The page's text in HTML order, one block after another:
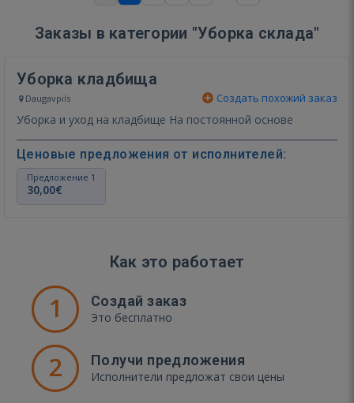
Заказы в категории "Уборка склада"
Уборка кладбища
Daugavpils Создать похожий заказ
Уборка и уход на кладбище На постоянной основе
Ценовые предложения от исполнителей:
Предложение 1
30,00€
Как это работает
1 Создай заказ
Это бесплатно
2 Получи предложения
Исполнители предложат свои цены